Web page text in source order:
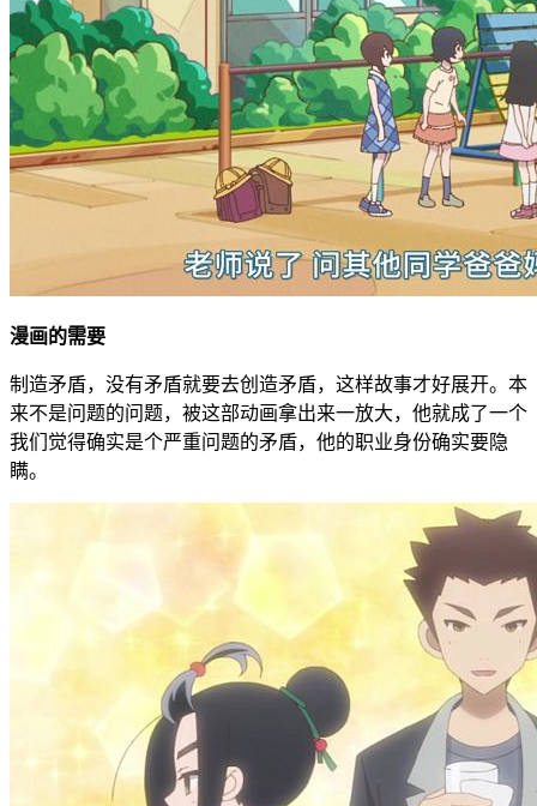
漫画的需要
制造矛盾，没有矛盾就要去创造矛盾，这样故事才好展开。本
来不是问题的问题，被这部动画拿出来一放大，他就成了一个
我们觉得确实是个严重问题的矛盾，他的职业身份确实要隐
瞒。